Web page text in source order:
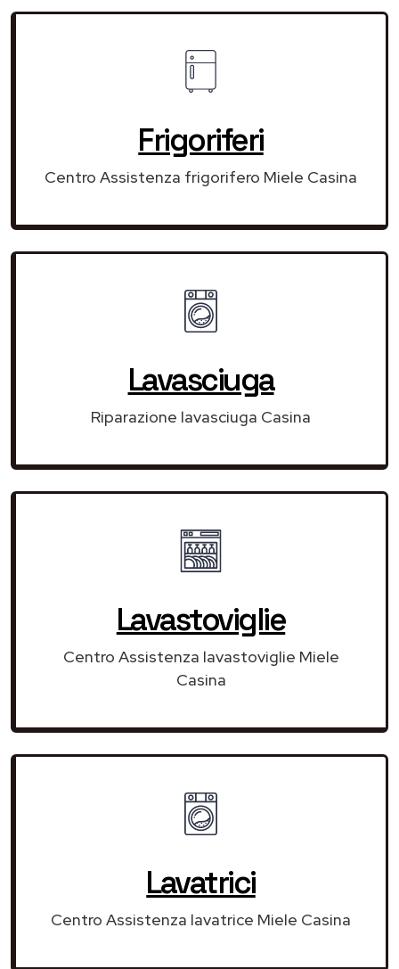
Frigoriferi
Centro Assistenza frigorifero Miele Casina
Lavasciuga
Riparazione lavasciuga Casina
Lavastoviglie
Centro Assistenza lavastoviglie Miele
Casina
Lavatrici
Centro Assistenza lavatrice Miele Casina